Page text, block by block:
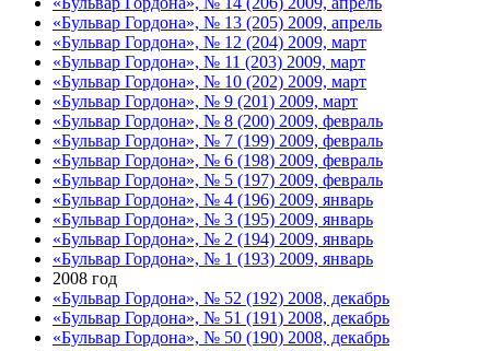
«Бульвар Гордона», № 13 (205) 2009, апрель
«Бульвар Гордона», № 12 (204) 2009, март
«Бульвар Гордона», № 11 (203) 2009, март
«Бульвар Гордона», № 10 (202) 2009, март
«Бульвар Гордона», № 9 (201) 2009, март
«Бульвар Гордона», № 8 (200) 2009, февраль
«Бульвар Гордона», № 7 (199) 2009, февраль
«Бульвар Гордона», № 6 (198) 2009, февраль
«Бульвар Гордона», № 5 (197) 2009, февраль
«Бульвар Гордона», № 4 (196) 2009, январь
«Бульвар Гордона», № 3 (195) 2009, январь
«Бульвар Гордона», № 2 (194) 2009, январь
«Бульвар Гордона», № 1 (193) 2009, январь
2008 год
«Бульвар Гордона», № 52 (192) 2008, декабрь
«Бульвар Гордона», № 51 (191) 2008, декабрь
«Бульвар Гордона», № 50 (190) 2008, декабрь